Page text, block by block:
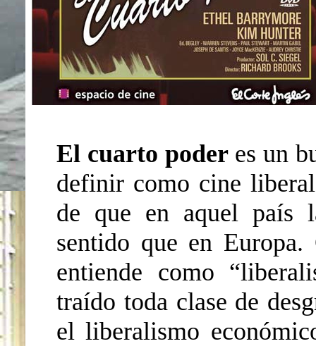
El cuarto poderes un
definir como cine
de que en aquel país
sentido que en
entiende como
traído toda clase de
el liberalismo